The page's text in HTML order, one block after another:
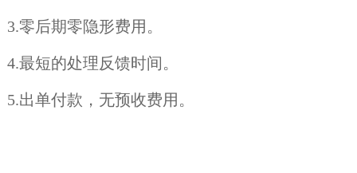
3.零后期零隐形费用。
4.最短的处理反馈时间。
5.出单付款，无预收费用。